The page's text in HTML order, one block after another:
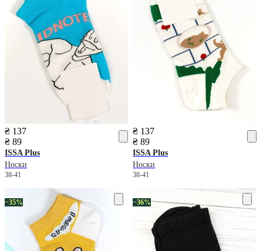
₴ 137
₴ 89
ISSA Plus
Носки
38-41
₴ 137
₴ 89
ISSA Plus
Носки
38-41
−35% −36%